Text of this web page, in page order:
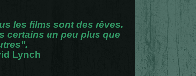
les films sont des rêves.
certains un peu plus que
Lynch